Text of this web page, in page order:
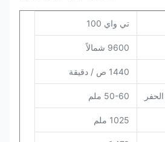
تي واي 100
9600 شمالاً
1440 ص / دقيقة
50-60 ملم